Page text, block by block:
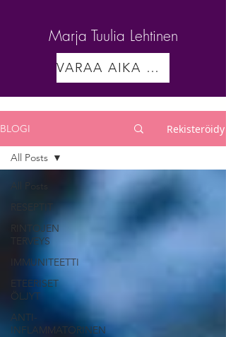
Marja Tuulia Lehtinen
VARAA AIKA VALMENNUKSEEN
BLOGI Rekisteröidy
RESEPTIT
RINTOJEN
TERVEYS
IMMUNITEETTI
ETEERISET
ÖLJYT
ANTI-
INFLAMMATORINEN
All Posts